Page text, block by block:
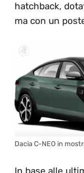
hatchback,
ma con un
Dacia C-NEO in
In base alle